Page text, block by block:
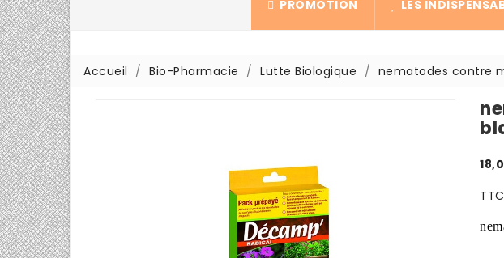
PROMOTION LES
Accueil Bio-Pharmacie Lutte Biologique nematodes contre
TTC